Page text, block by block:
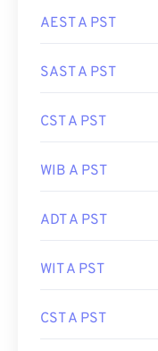
AEST A PST
SAST A PST
CST A PST
WIB A PST
ADT A PST
WIT A PST
CST A PST